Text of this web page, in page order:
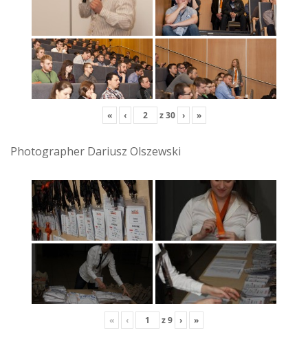
« ‹ z30 › »
Photographer Dariusz Olszewski
« ‹ z9 › »